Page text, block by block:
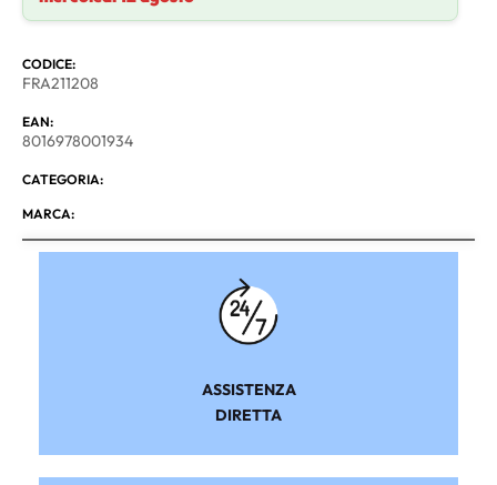
CODICE:
FRA211208
EAN:
8016978001934
CATEGORIA:
MARCA:
ASSISTENZA
DIRETTA